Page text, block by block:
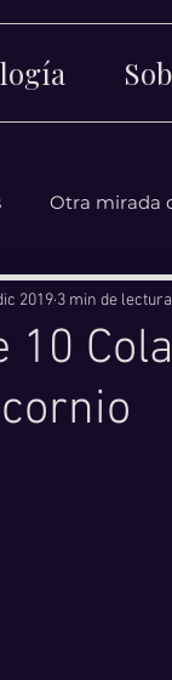
Otra mirada
10
2019 3 min de lectura